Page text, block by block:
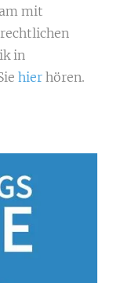
mit
in
hier hören.